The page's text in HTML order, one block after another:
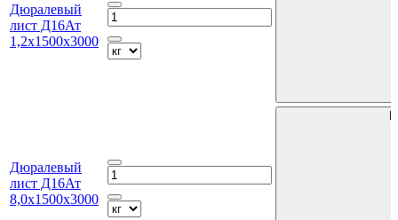
Дюралевый
лист Д16Ат
1,2х1500х3000
Дюралевый
лист Д16Ат
8,0х1500х3000